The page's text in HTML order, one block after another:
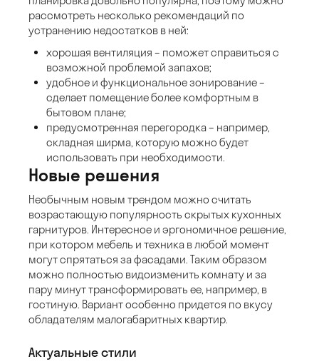
рассмотреть несколько рекомендаций по
устранению недостатков в ней:
хорошая вентиляция – поможет справиться с
возможной проблемой запахов;
удобное и функциональное зонирование –
сделает помещение более комфортным в
бытовом плане;
предусмотренная перегородка – например,
складная ширма, которую можно будет
использовать при необходимости.
Новые решения
Необычным новым трендом можно считать
возрастающую популярность скрытых кухонных
гарнитуров. Интересное и эргономичное решение,
при котором мебель и техника в любой момент
могут спрятаться за фасадами. Таким образом
можно полностью видоизменить комнату и за
пару минут трансформировать ее, например, в
гостиную. Вариант особенно придется по вкусу
обладателям малогабаритных квартир.
Актуальные стили